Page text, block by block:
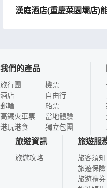
漢庭酒店(重慶菜園壩店)
我們的產品
旅行團
酒店
郵輪
高鐵火車票
港玩港食
機票
自由行
船票
當地體驗
獨立包團
旅遊資訊
旅遊攻略
旅遊服
旅客須知
旅遊保險
旅遊禮券